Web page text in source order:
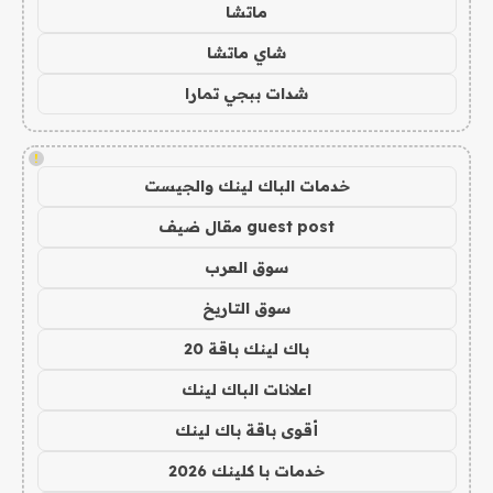
ماتشا
شاي ماتشا
شدات ببجي تمارا
!
خدمات الباك لينك والجيست
guest post مقال ضيف
سوق العرب
سوق التاريخ
باك لينك باقة 20
اعلانات الباك لينك
أقوى باقة باك لينك
خدمات با كلينك 2026